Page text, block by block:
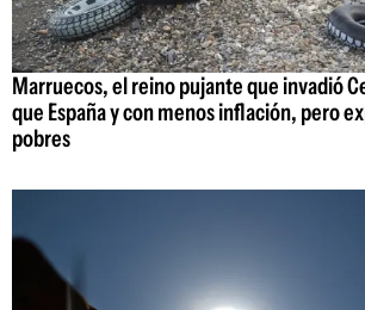
Marruecos, el reino pujante que invadió
que España y con menos inflación, pero
pobres